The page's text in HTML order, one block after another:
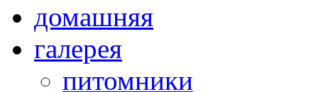
домашняя
галерея
питомники